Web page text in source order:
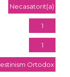
Necasatorit(a)
1
1
Ortodox